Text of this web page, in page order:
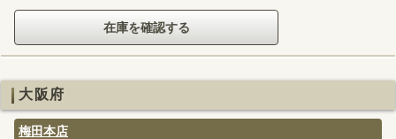
大阪府
梅田本店